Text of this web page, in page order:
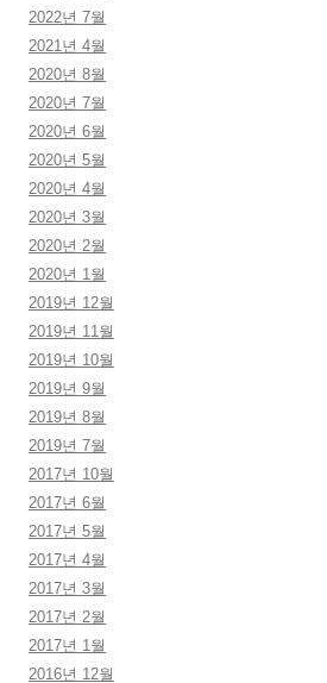
2022년 7월
2021년 4월
2020년 8월
2020년 7월
2020년 6월
2020년 5월
2020년 4월
2020년 3월
2020년 2월
2020년 1월
2019년 12월
2019년 11월
2019년 10월
2019년 9월
2019년 8월
2019년 7월
2017년 10월
2017년 6월
2017년 5월
2017년 4월
2017년 3월
2017년 2월
2017년 1월
2016년 12월